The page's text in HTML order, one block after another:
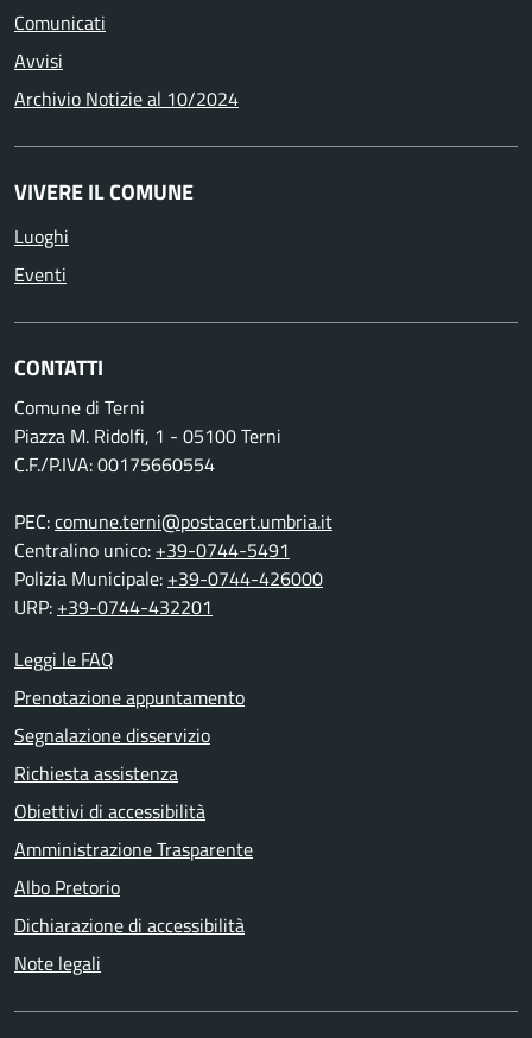
Comunicati
Avvisi
Archivio Notizie al 10/2024
VIVERE IL COMUNE
Luoghi
Eventi
CONTATTI
Comune di Terni
Piazza M. Ridolfi, 1 - 05100 Terni
C.F./P.IVA: 00175660554
PEC:comune.terni@postacert.umbria.it
Centralino unico: +39-0744-5491
Polizia Municipale: +39-0744-426000
URP: +39-0744-432201
Leggi le FAQ
Prenotazione appuntamento
Segnalazione disservizio
Richiesta assistenza
Obiettivi di accessibilità
Amministrazione Trasparente
Albo Pretorio
Dichiarazione di accessibilità
Note legali